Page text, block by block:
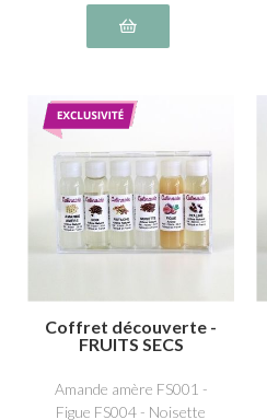
Coffret découverte -
FRUITS SECS
Amande amère FS001 -
Figue FS004 - Noisette